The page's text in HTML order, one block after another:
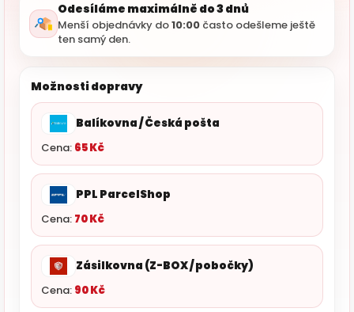
Odesíláme maximálně do 3 dnů
Menší objednávky do10:00 často odešleme ještě
ten samý den.
Možnosti dopravy
Balíkovna / Česká pošta
Cena: 65 Kč
PPL ParcelShop
Cena: 70 Kč
Zásilkovna (Z-BOX / pobočky)
Cena: 90 Kč